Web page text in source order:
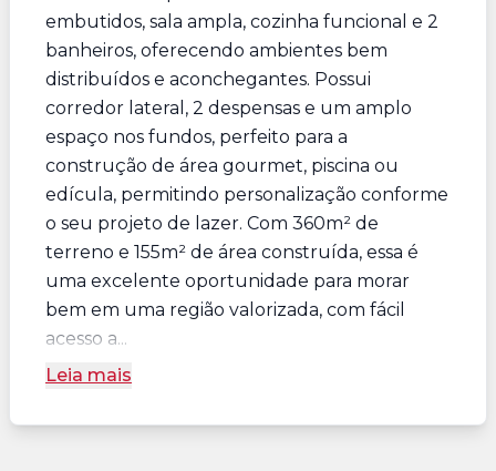
embutidos, sala ampla, cozinha funcional e 2
banheiros, oferecendo ambientes bem
distribuídos e aconchegantes. Possui
corredor lateral, 2 despensas e um amplo
espaço nos fundos, perfeito para a
construção de área gourmet, piscina ou
edícula, permitindo personalização conforme
o seu projeto de lazer. Com 360m² de
terreno e 155m² de área construída, essa é
uma excelente oportunidade para morar
bem em uma região valorizada, com fácil
acesso a...
Leia mais